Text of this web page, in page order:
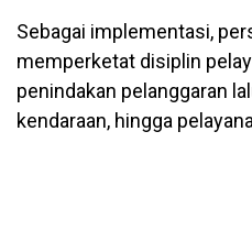
Sebagai implementasi,
memperketat disiplin
penindakan pelanggaran
kendaraan, hingga